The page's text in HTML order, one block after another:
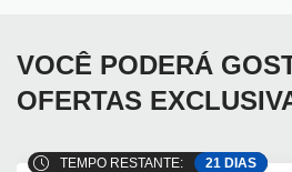
VOCÊ PODERÁ
OFERTAS
TEMPO RESTANTE: 21 DIAS